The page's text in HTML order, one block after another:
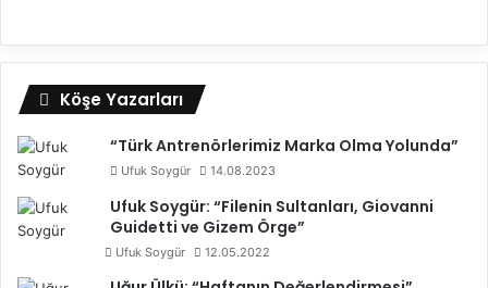
Köşe Yazarları
“Türk Antrenörlerimiz Marka Olma Yolunda”
Ufuk Soygür 14.08.2023
Ufuk Soygür: “Filenin Sultanları, Giovanni
Guidetti ve Gizem Örge”
Ufuk Soygür 12.05.2022